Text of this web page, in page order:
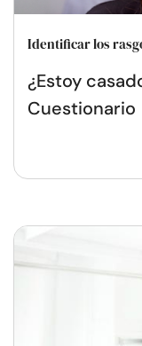
Identificar los
¿Estoy
Cuestionario